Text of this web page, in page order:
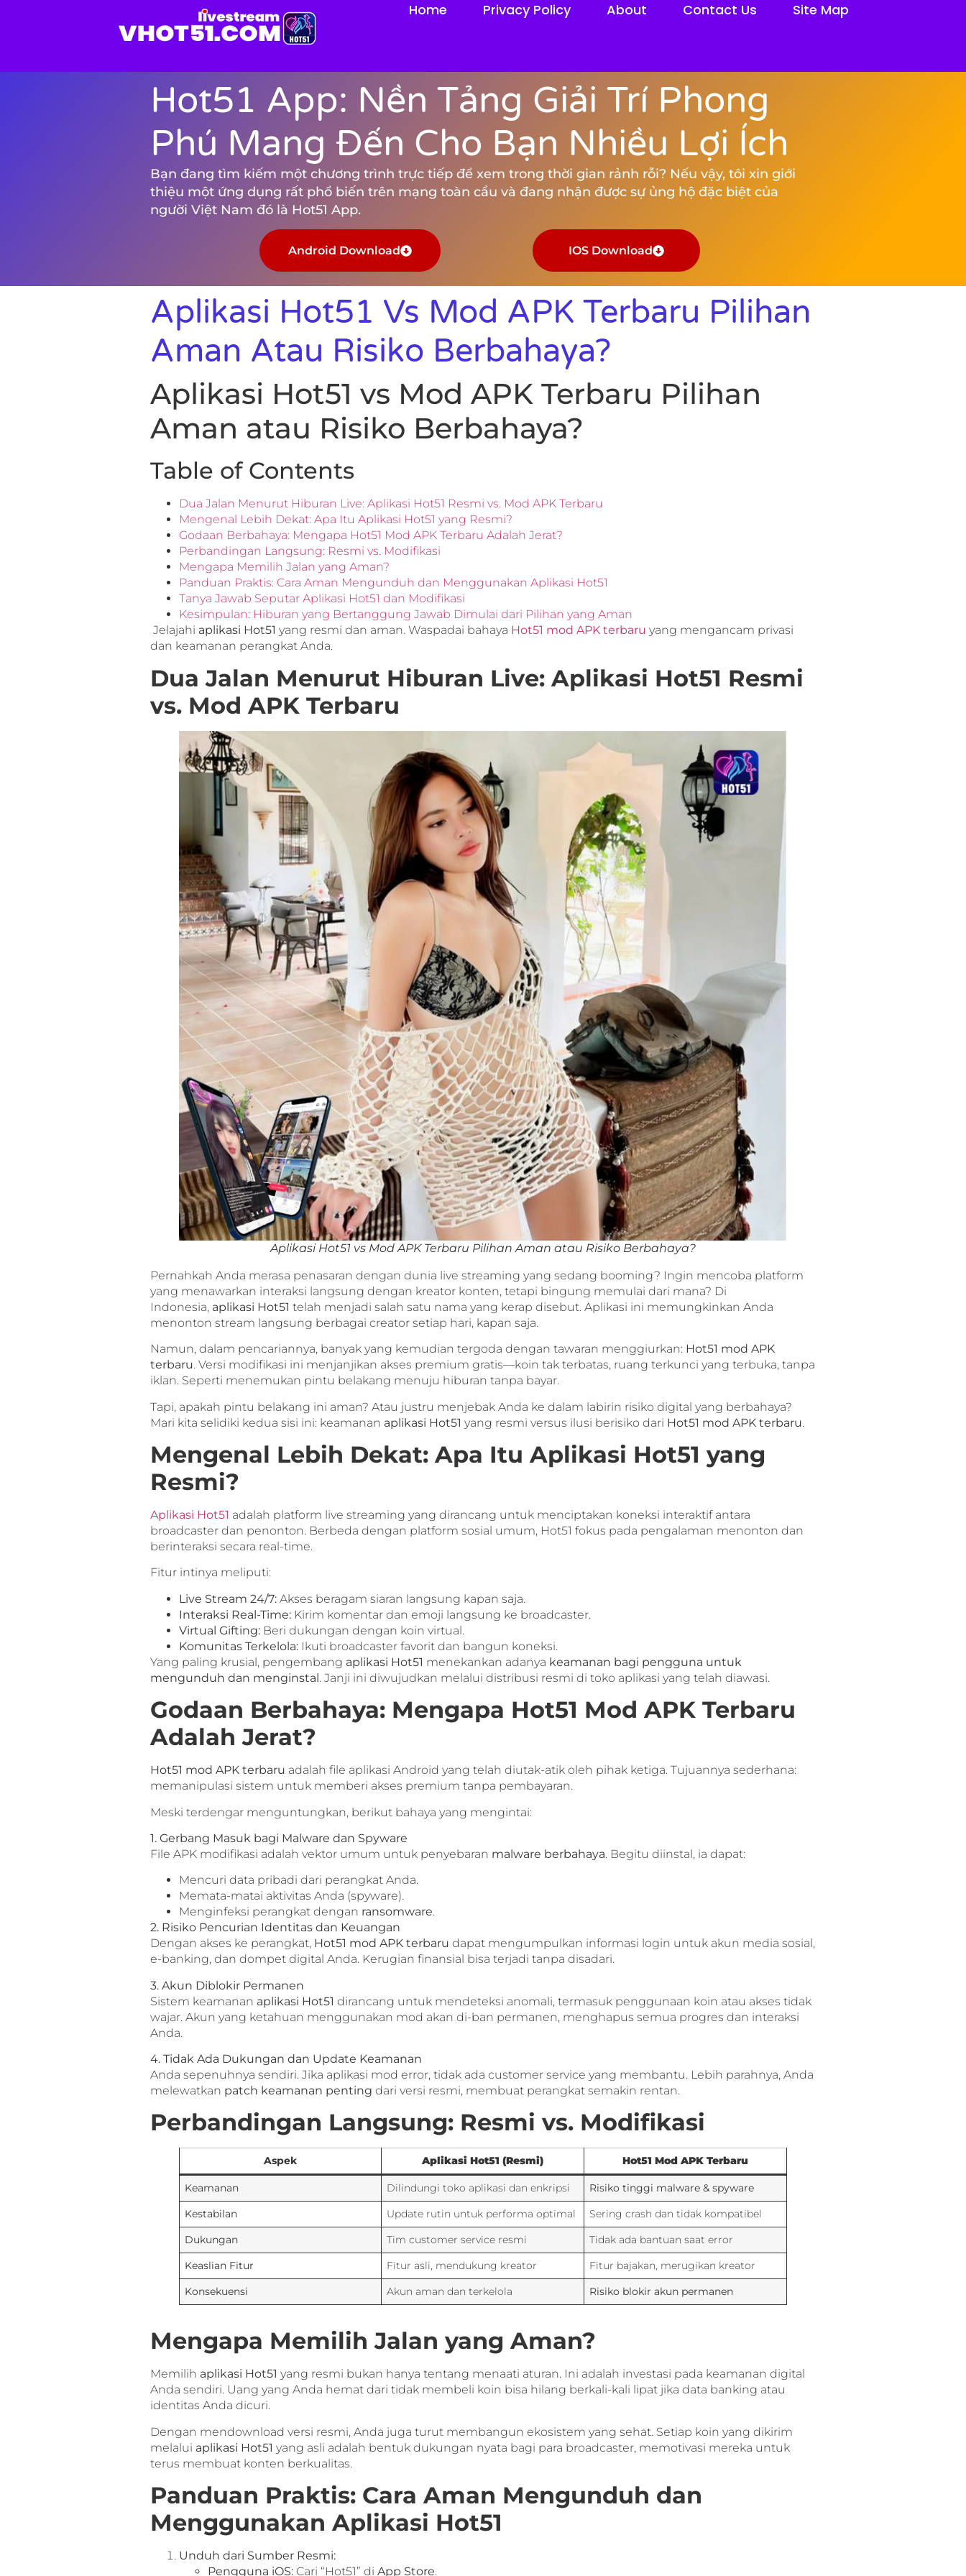
Home Privacy Policy About Contact Us Site Map
Hot51 App: Nền Tảng Giải Trí Phong
Phú Mang Đến Cho Bạn Nhiều Lợi Ích
Bạn đang tìm kiếm một chương trình trực tiếp để xem trong thời gian rảnh rỗi? Nếu vậy, tôi xin giới
thiệu một ứng dụng rất phổ biến trên mạng toàn cầu và đang nhận được sự ủng hộ đặc biệt của
người Việt Nam đó là Hot51 App.
Android Download IOS Download
Aplikasi Hot51 Vs Mod APK Terbaru Pilihan
Aman Atau Risiko Berbahaya?
Aplikasi Hot51 vs Mod APK Terbaru Pilihan
Aman atau Risiko Berbahaya?
Table of Contents
Dua Jalan Menurut Hiburan Live: Aplikasi Hot51 Resmi vs. Mod APK Terbaru
Mengenal Lebih Dekat: Apa Itu Aplikasi Hot51 yang Resmi?
Godaan Berbahaya: Mengapa Hot51 Mod APK Terbaru Adalah Jerat?
Perbandingan Langsung: Resmi vs. Modifikasi
Mengapa Memilih Jalan yang Aman?
Panduan Praktis: Cara Aman Mengunduh dan Menggunakan Aplikasi Hot51
Tanya Jawab Seputar Aplikasi Hot51 dan Modifikasi
Kesimpulan: Hiburan yang Bertanggung Jawab Dimulai dari Pilihan yang Aman
Jelajahi aplikasi Hot51 yang resmi dan aman. Waspadai bahaya Hot51 mod APK terbaru yang mengancam privasi
dan keamanan perangkat Anda.
Dua Jalan Menurut Hiburan Live: Aplikasi Hot51 Resmi
vs. Mod APK Terbaru
Aplikasi Hot51 vs Mod APK Terbaru Pilihan Aman atau Risiko Berbahaya?
Pernahkah Anda merasa penasaran dengan dunia live streaming yang sedang booming? Ingin mencoba platform
yang menawarkan interaksi langsung dengan kreator konten, tetapi bingung memulai dari mana? Di
Indonesia, aplikasi Hot51 telah menjadi salah satu nama yang kerap disebut. Aplikasi ini memungkinkan Anda
menonton stream langsung berbagai creator setiap hari, kapan saja.
Namun, dalam pencariannya, banyak yang kemudian tergoda dengan tawaran menggiurkan: Hot51 mod APK
terbaru. Versi modifikasi ini menjanjikan akses premium gratis—koin tak terbatas, ruang terkunci yang terbuka, tanpa
iklan. Seperti menemukan pintu belakang menuju hiburan tanpa bayar.
Tapi, apakah pintu belakang ini aman? Atau justru menjebak Anda ke dalam labirin risiko digital yang berbahaya?
Mari kita selidiki kedua sisi ini: keamanan aplikasi Hot51 yang resmi versus ilusi berisiko dari Hot51 mod APK terbaru.
Mengenal Lebih Dekat: Apa Itu Aplikasi Hot51 yang
Resmi?
Aplikasi Hot51 adalah platform live streaming yang dirancang untuk menciptakan koneksi interaktif antara
broadcaster dan penonton. Berbeda dengan platform sosial umum, Hot51 fokus pada pengalaman menonton dan
berinteraksi secara real-time.
Fitur intinya meliputi:
Live Stream 24/7:Akses beragam siaran langsung kapan saja.
Interaksi Real-Time:Kirim komentar dan emoji langsung ke broadcaster.
Virtual Gifting:Beri dukungan dengan koin virtual.
Komunitas Terkelola:Ikuti broadcaster favorit dan bangun koneksi.
Yang paling krusial, pengembang aplikasi Hot51 menekankan adanya keamanan bagi pengguna untuk
mengunduh dan menginstal. Janji ini diwujudkan melalui distribusi resmi di toko aplikasi yang telah diawasi.
Godaan Berbahaya: Mengapa Hot51 Mod APK Terbaru
Adalah Jerat?
Hot51 mod APK terbaru adalah file aplikasi Android yang telah diutak-atik oleh pihak ketiga. Tujuannya sederhana:
memanipulasi sistem untuk memberi akses premium tanpa pembayaran.
Meski terdengar menguntungkan, berikut bahaya yang mengintai:
1. Gerbang Masuk bagi Malware dan Spyware
File APK modifikasi adalah vektor umum untuk penyebaran malware berbahaya. Begitu diinstal, ia dapat:
Mencuri data pribadi dari perangkat Anda.
Memata-matai aktivitas Anda (spyware).
Menginfeksi perangkat dengan ransomware.
2. Risiko Pencurian Identitas dan Keuangan
Dengan akses ke perangkat, Hot51 mod APK terbaru dapat mengumpulkan informasi login untuk akun media sosial,
e-banking, dan dompet digital Anda. Kerugian finansial bisa terjadi tanpa disadari.
3. Akun Diblokir Permanen
Sistem keamanan aplikasi Hot51 dirancang untuk mendeteksi anomali, termasuk penggunaan koin atau akses tidak
wajar. Akun yang ketahuan menggunakan mod akan di-ban permanen, menghapus semua progres dan interaksi
Anda.
4. Tidak Ada Dukungan dan Update Keamanan
Anda sepenuhnya sendiri. Jika aplikasi mod error, tidak ada customer service yang membantu. Lebih parahnya, Anda
melewatkan patch keamanan penting dari versi resmi, membuat perangkat semakin rentan.
Perbandingan Langsung: Resmi vs. Modifikasi
Aspek Aplikasi Hot51 (Resmi) Hot51 Mod APK Terbaru
Keamanan Dilindungi toko aplikasi dan enkripsi
Risiko tinggi malware & spyware
Kestabilan
Update rutin untuk performa optimal
Sering crash dan tidak kompatibel
Dukungan
Tim customer service resmi
Tidak ada bantuan saat error
Keaslian Fitur
Fitur asli, mendukung kreator
Fitur bajakan, merugikan kreator
Konsekuensi
Akun aman dan terkelola Risiko blokir akun permanen
Mengapa Memilih Jalan yang Aman?
Memilih aplikasi Hot51 yang resmi bukan hanya tentang menaati aturan. Ini adalah investasi pada keamanan digital
Anda sendiri. Uang yang Anda hemat dari tidak membeli koin bisa hilang berkali-kali lipat jika data banking atau
identitas Anda dicuri.
Dengan mendownload versi resmi, Anda juga turut membangun ekosistem yang sehat. Setiap koin yang dikirim
melalui aplikasi Hot51 yang asli adalah bentuk dukungan nyata bagi para broadcaster, memotivasi mereka untuk
terus membuat konten berkualitas.
Panduan Praktis: Cara Aman Mengunduh dan
Menggunakan Aplikasi Hot51
Unduh dari Sumber Resmi:
Pengguna iOS:Cari “Hot51” di App Store.